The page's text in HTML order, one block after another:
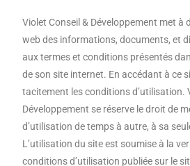
Violet Conseil & Développement met à
web des informations, documents, et
aux termes et conditions présentés
de son site internet. En accédant à ce
tacitement les conditions d’utilisation.
Développement se réserve le droit de
d’utilisation de temps à autre, à sa
L’utilisation du site est soumise à la
conditions d’utilisation publiée sur le